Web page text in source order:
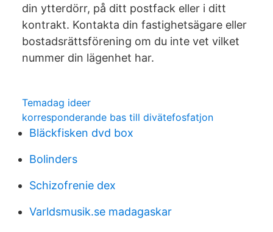
din ytterdörr, på ditt postfack eller i ditt
kontrakt. Kontakta din fastighetsägare eller
bostadsrättsförening om du inte vet vilket
nummer din lägenhet har.
Temadag ideer
korresponderande bas till divätefosfatjon
Bläckfisken dvd box
Bolinders
Schizofrenie dex
Varldsmusik.se madagaskar